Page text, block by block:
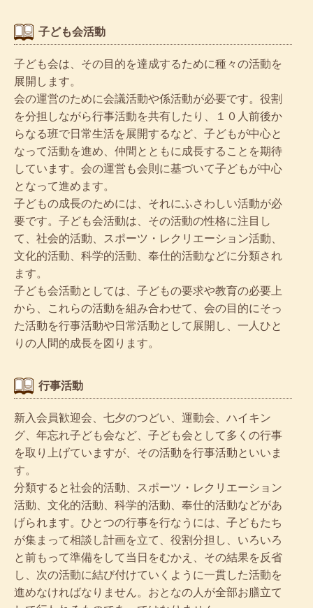
子ども会活動
子ども会は、その目的を達成するために種々の活動を
展開します。
会の運営のために会議活動や係活動が必要です。役割
を分担しながら行事活動を共有したり、１０人前後か
らなる班で日常生活を展開するなど、子どもが中心と
なって活動を進め、仲間とともに成長することを期待
しています。会の運営も会則に基づいて子どもが中心
となって進めます。
子どもの成長のためには、それにふさわしい活動が必
要です。子ども会活動は、その活動の性格に注目し
て、社会的活動、スポーツ・レクリエーション活動、
文化的活動、科学的活動、奉仕的活動などに分類され
ます。
子ども会活動としては、子どもの要求や教育の必要上
から、これらの活動を組み合わせて、会の目的にそっ
た活動を行事活動や日常活動として展開し、一人ひと
りの人間的成長を図ります。
行事活動
新入会員歓迎会、七夕のつどい、運動会、ハイキン
グ、年忘れ子ども会など、子ども会として多くの行事
を取り上げていますが、その活動を行事活動といいま
す。
分類すると社会的活動、スポーツ・レクリエーション
活動、文化的活動、科学的活動、奉仕的活動などがあ
げられます。ひとつの行事を行なうには、子どもたち
が集まって相談し計画を立て、役割分担し、いろいろ
と前もって準備をして当日をむかえ、その結果を反省
し、次の活動に結び付けていくように一貫した活動を
進めなければなりません。おとなの人が全部お膳立て